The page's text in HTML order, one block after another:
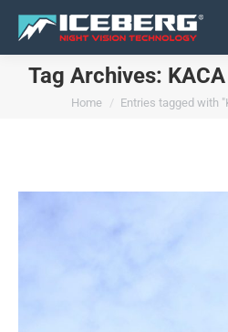
Tag Archives:
You are here:
Home Entries tagged with